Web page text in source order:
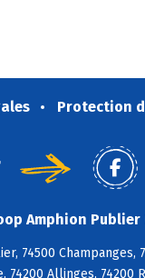
Protection
Amphion Publier
74500
74200 Allinges, 74200